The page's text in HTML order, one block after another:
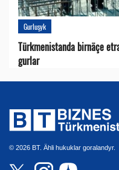
Gurluşyk
Türkmenistanda birnäçe
gurlar
© 2026 BT. Ähli hukuklar goralandyr.